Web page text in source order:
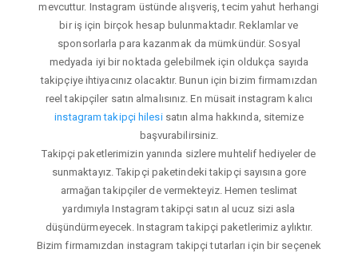
mevcuttur. Instagram üstünde alışveriş, tecim yahut herhangi
bir iş için birçok hesap bulunmaktadır. Reklamlar ve
sponsorlarla para kazanmak da mümkündür. Sosyal
medyada iyi bir noktada gelebilmek için oldukça sayıda
takipçiye ihtiyacınız olacaktır. Bunun için bizim firmamızdan
reel takipçiler satın almalısınız. En müsait instagram kalıcı
instagram takipçi hilesisatın alma hakkında, sitemize
başvurabilirsiniz.
Takipçi paketlerimizin yanında sizlere muhtelif hediyeler de
sunmaktayız. Takipçi paketindeki takipçi sayısına gore
armağan takipçiler de vermekteyiz. Hemen teslimat
yardımıyla Instagram takipçi satın al ucuz sizi asla
düşündürmeyecek. Instagram takipçi paketlerimiz aylıktır.
Bizim firmamızdan instagram takipçi tutarları için bir seçenek